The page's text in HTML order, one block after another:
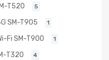
T520 5
SM-T905 1
Fi SM-T900 1
T320 4